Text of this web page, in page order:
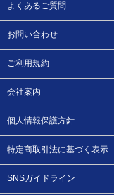
よくあるご質問
お問い合わせ
ご利用規約
会社案内
個人情報保護方針
特定商取引法に基づく表示
SNSガイドライン